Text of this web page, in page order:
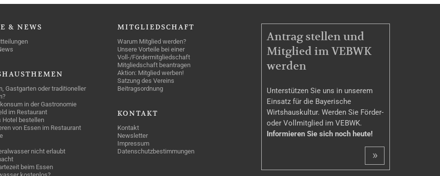
& NEWS
Gastgarten oder traditioneller
in der Gastronomie
im Restaurant
Hotel bestellen
von Essen im Restaurant
nicht erlaubt
beim Essen
MITGLIEDSCHAFT
Warum Mitglied werden?
Unsere Vorteile bei einer
Voll-/Fördermitgliedschaft
Mitgliedschaft beantragen
Aktion: Mitglied werben!
Satzung des Vereins
Beitragsordnung
KONTAKT
Kontakt
Newsletter
Impressum
Datenschutzbestimmungen
MITGLIEDSCHAFT
Antrag stellen und
Mitglied im VEBWK
werden
Unterstützen Sie uns in unserem
Einsatz für die Bayerische
Wirtshauskultur. Werden Sie Förder-
oder Vollmitglied im VEBWK.
Informieren Sie sich noch heute!
»